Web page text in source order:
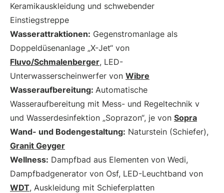
Keramikauskleidung und schwebender
Einstiegstreppe
Wasserattraktionen: Gegenstromanlage als
Doppeldüsenanlage „X-Jet“ von
Fluvo/Schmalenberger, LED-
Unterwasserscheinwerfer von Wibre
Wasseraufbereitung: Automatische
Wasseraufbereitung mit Mess- und Regeltechnik v
und Wasserdesinfektion „Soprazon“, je von Sopra
Wand- und Bodengestaltung: Naturstein (Schiefer),
Granit Geyger
Wellness: Dampfbad aus Elementen von Wedi,
Dampfbadgenerator von Osf, LED-Leuchtband von
WDT, Auskleidung mit Schieferplatten